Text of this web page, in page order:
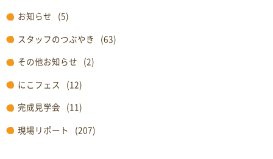
お知らせ (5)
スタッフのつぶやき
(63)
その他お知らせ (2)
にこフェス
(12)
完成見学会 (11)
現場リポート
(207)